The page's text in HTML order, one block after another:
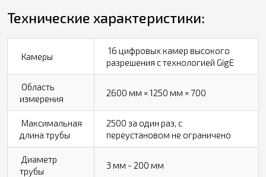
Технические характеристики:
Камеры
16 цифровых камер высокого
разрешения с технологией GigE
Область
измерения
2600 мм × 1250 мм × 700
Максимальная
длина трубы
2500 за один раз, с
переустановом не ограничено
Диаметр
трубы
3 мм - 200 мм